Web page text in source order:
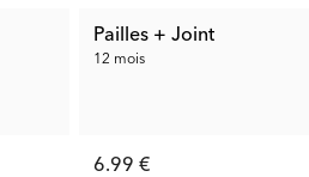
Pailles + Joint
12 mois
6.99 €